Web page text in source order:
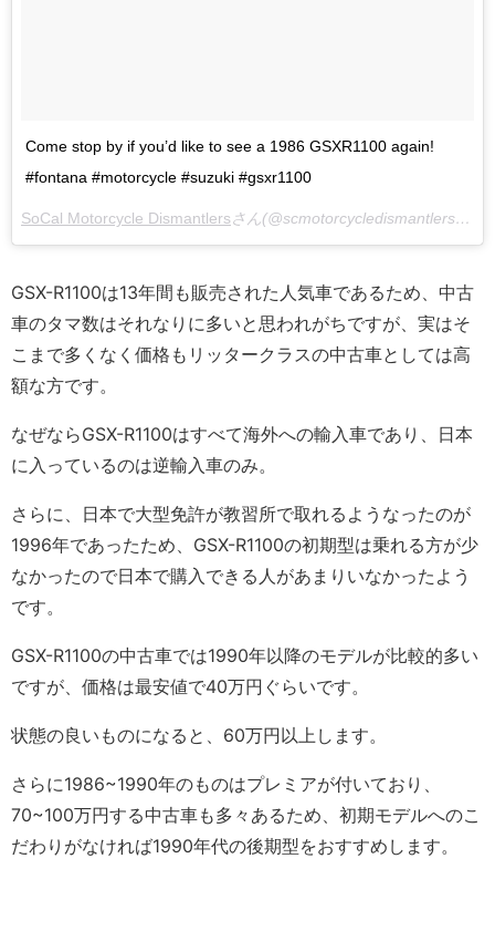
Come stop by if you’d like to see a 1986 GSXR1100 again!
#fontana #motorcycle #suzuki #gsxr1100
SoCal Motorcycle Dismantlersさん(@scmotorcycledismantlers)がシェアした投稿 –
GSX-R1100は13年間も販売された人気車であるため、中古
車のタマ数はそれなりに多いと思われがちですが、実はそ
こまで多くなく価格もリッタークラスの中古車としては高
額な方です。
なぜならGSX-R1100はすべて海外への輸入車であり、日本
に入っているのは逆輸入車のみ。
さらに、日本で大型免許が教習所で取れるようなったのが
1996年であったため、GSX-R1100の初期型は乗れる方が少
なかったので日本で購入できる人があまりいなかったよう
です。
GSX-R1100の中古車では1990年以降のモデルが比較的多い
ですが、価格は最安値で40万円ぐらいです。
状態の良いものになると、60万円以上します。
さらに1986~1990年のものはプレミアが付いており、
70~100万円する中古車も多々あるため、初期モデルへのこ
だわりがなければ1990年代の後期型をおすすめします。